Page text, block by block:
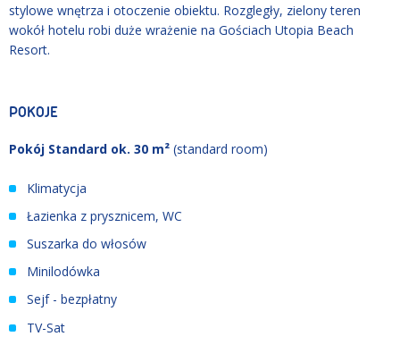
stylowe wnętrza i otoczenie obiektu. Rozgległy, zielony teren
wokół hotelu robi duże wrażenie na Gościach Utopia Beach
Resort.
POKOJE
Pokój Standard ok. 30 m² (standard room)
Klimatycja
Łazienka z prysznicem, WC
Suszarka do włosów
Minilodówka
Sejf - bezpłatny
TV-Sat